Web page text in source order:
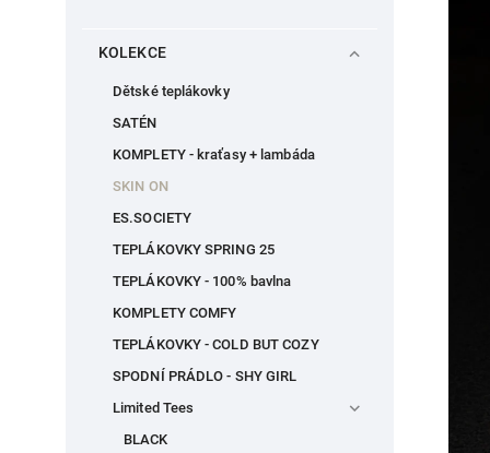
KOLEKCE
Dětské teplákovky
SATÉN
KOMPLETY - kraťasy + lambáda
SKIN ON
ES.SOCIETY
TEPLÁKOVKY SPRING 25
TEPLÁKOVKY - 100% bavlna
KOMPLETY COMFY
TEPLÁKOVKY - COLD BUT COZY
SPODNÍ PRÁDLO - SHY GIRL
Limited Tees
BLACK